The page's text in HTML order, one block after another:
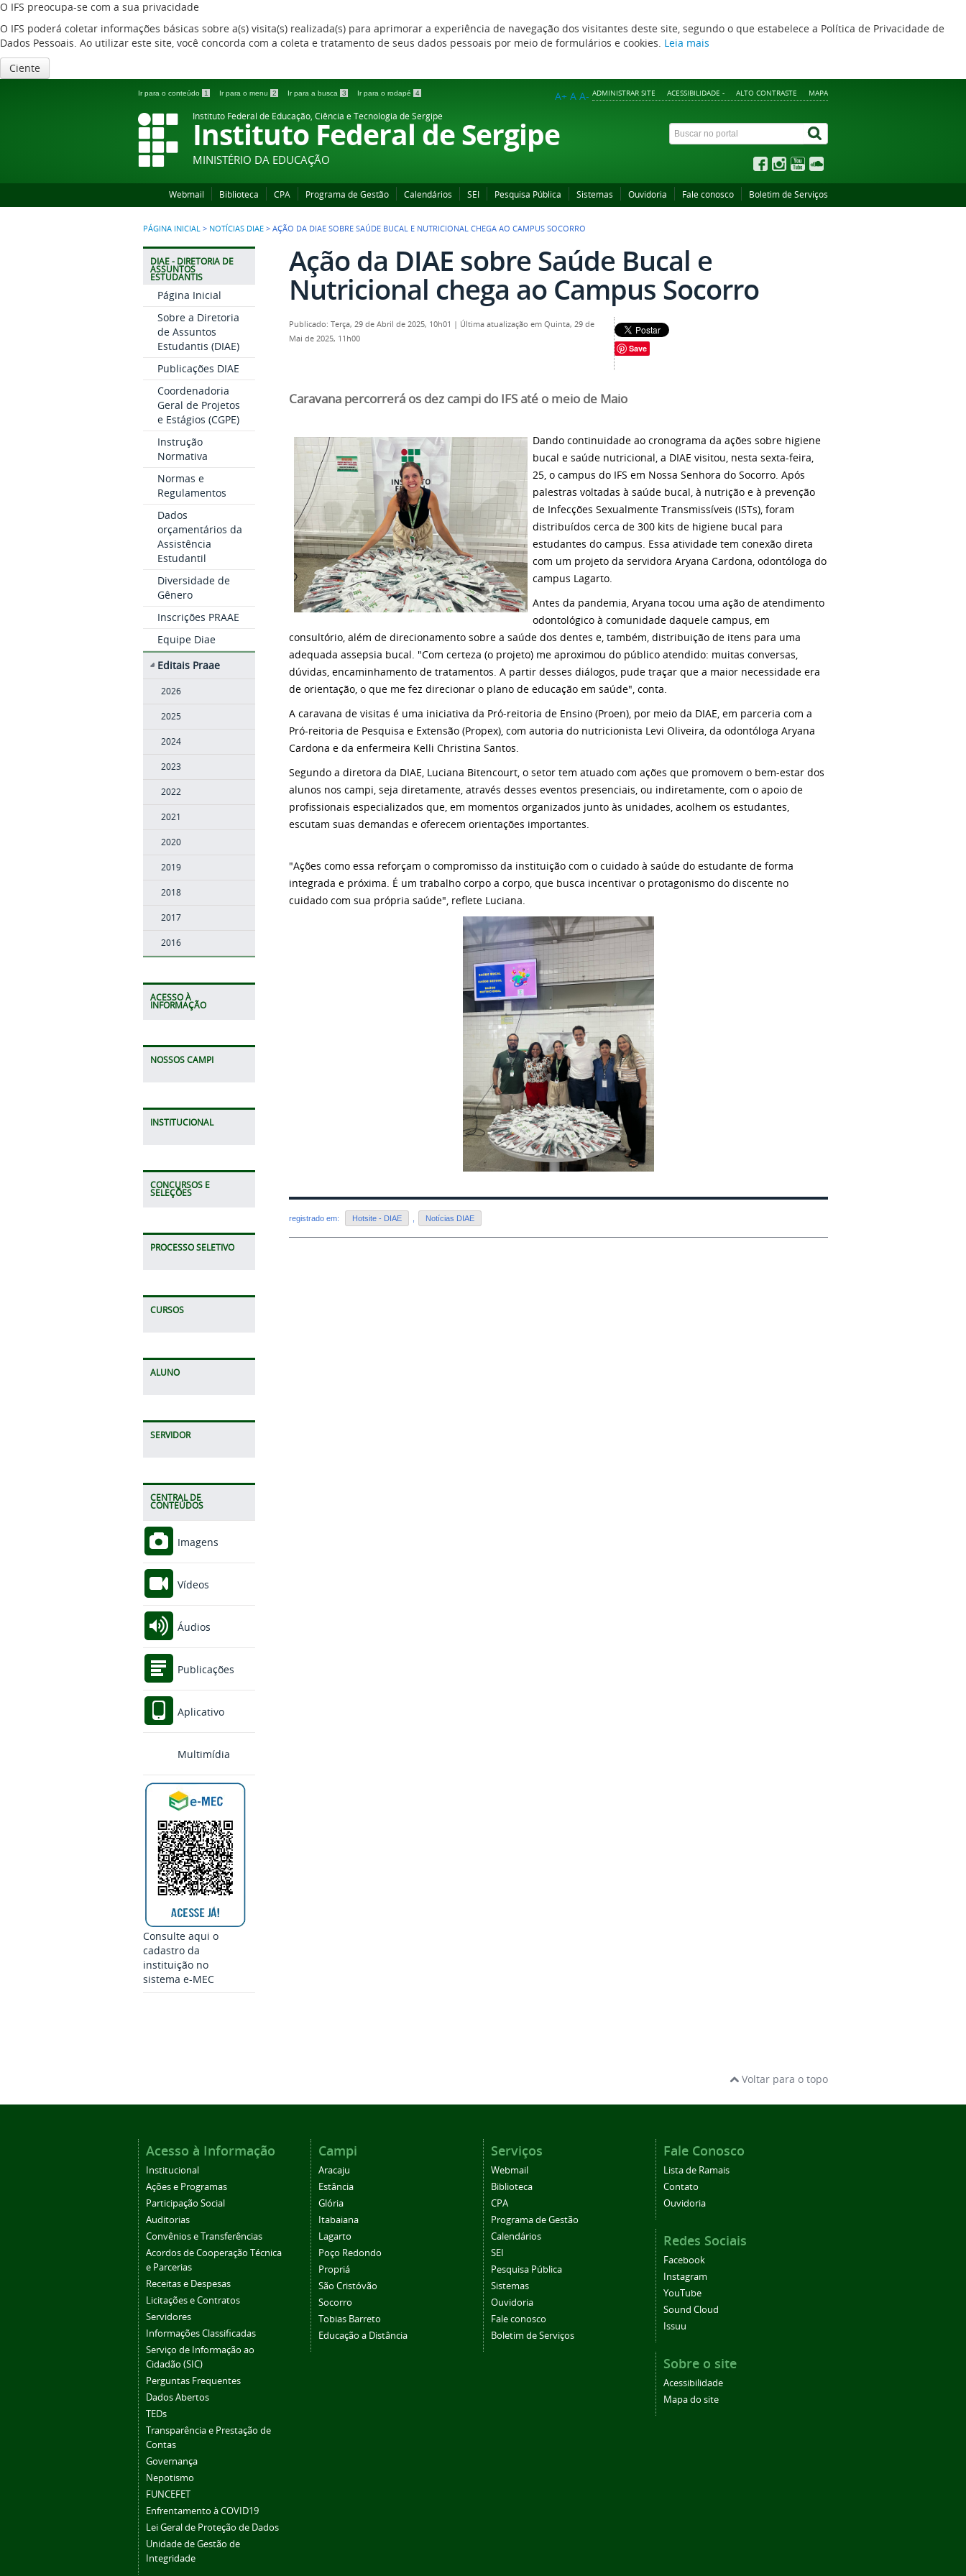
O IFS preocupa-se com a sua privacidade
O IFS poderá coletar informações básicas sobre a(s) visita(s) realizada(s) para aprimorar a experiência de navegação dos visitantes deste site, segundo o que estabelece a Política de Privacidade de
Dados Pessoais. Ao utilizar este site, você concorda com a coleta e tratamento de seus dados pessoais por meio de formulários e cookies. Leia mais
Ciente
Ir para o conteúdo 1 Ir para o menu 2 Ir para a busca 3 Ir para o rodapé 4 ADMINISTRAR SITE ACESSIBILIDADE - ALTO CONTRASTE MAPA
A+ A A-
Instituto Federal de Educação, Ciência e Tecnologia de Sergipe
Instituto Federal de Sergipe
MINISTÉRIO DA EDUCAÇÃO
Webmail Biblioteca CPA Programa de Gestão Calendários SEI Pesquisa Pública Sistemas Ouvidoria Fale conosco Boletim de Serviços
PÁGINA INICIAL > NOTÍCIAS DIAE > AÇÃO DA DIAE SOBRE SAÚDE BUCAL E NUTRICIONAL CHEGA AO CAMPUS SOCORRO
DIAE - DIRETORIA DE
ASSUNTOS
ESTUDANTIS
Página Inicial
Sobre a Diretoria
de Assuntos
Estudantis (DIAE)
Publicações DIAE
Coordenadoria
Geral de Projetos
e Estágios (CGPE)
Instrução
Normativa
Normas e
Regulamentos
Dados
orçamentários da
Assistência
Estudantil
Diversidade de
Gênero
Inscrições PRAAE
Equipe Diae
Editais Praae
2026
2025
2024
2023
2022
2021
2020
2019
2018
2017
2016
ACESSO À
INFORMAÇÃO
NOSSOS CAMPI
INSTITUCIONAL
CONCURSOS E
SELEÇÕES
PROCESSO SELETIVO
CURSOS
ALUNO
SERVIDOR
CENTRAL DE
CONTEÚDOS
Imagens
Vídeos
Áudios
Publicações
Aplicativo
Multimídia
Consulte aqui o
cadastro da
instituição no
sistema e-MEC
Ação da DIAE sobre Saúde Bucal e
Nutricional chega ao Campus Socorro
Publicado: Terça, 29 de Abril de 2025, 10h01 | Última atualização em Quinta, 29 de
Mai de 2025, 11h00
Save
Caravana percorrerá os dez campi do IFS até o meio de Maio
Dando continuidade ao cronograma da ações sobre higiene
bucal e saúde nutricional, a DIAE visitou, nesta sexta-feira,
25, o campus do IFS em Nossa Senhora do Socorro. Após
palestras voltadas à saúde bucal, à nutrição e à prevenção
de Infecções Sexualmente Transmissíveis (ISTs), foram
distribuídos cerca de 300 kits de higiene bucal para
estudantes do campus. Essa atividade tem conexão direta
com um projeto da servidora Aryana Cardona, odontóloga do
campus Lagarto.
Antes da pandemia, Aryana tocou uma ação de atendimento
odontológico à comunidade daquele campus, em
consultório, além de direcionamento sobre a saúde dos dentes e, também, distribuição de itens para uma
adequada assepsia bucal. "Com certeza (o projeto) me aproximou do público atendido: muitas conversas,
dúvidas, encaminhamento de tratamentos. A partir desses diálogos, pude traçar que a maior necessidade era
de orientação, o que me fez direcionar o plano de educação em saúde", conta.
A caravana de visitas é uma iniciativa da Pró-reitoria de Ensino (Proen), por meio da DIAE, em parceria com a
Pró-reitoria de Pesquisa e Extensão (Propex), com autoria do nutricionista Levi Oliveira, da odontóloga Aryana
Cardona e da enfermeira Kelli Christina Santos.
Segundo a diretora da DIAE, Luciana Bitencourt, o setor tem atuado com ações que promovem o bem-estar dos
alunos nos campi, seja diretamente, através desses eventos presenciais, ou indiretamente, com o apoio de
profissionais especializados que, em momentos organizados junto às unidades, acolhem os estudantes,
escutam suas demandas e oferecem orientações importantes.
"Ações como essa reforçam o compromisso da instituição com o cuidado à saúde do estudante de forma
integrada e próxima. É um trabalho corpo a corpo, que busca incentivar o protagonismo do discente no
cuidado com sua própria saúde", reflete Luciana.
registrado em: Hotsite - DIAE Notícias DIAE
Voltar para o topo
Acesso à Informação
Institucional
Ações e Programas
Participação Social
Auditorias
Convênios e Transferências
Acordos de Cooperação Técnica
e Parcerias
Receitas e Despesas
Licitações e Contratos
Servidores
Informações Classificadas
Serviço de Informação ao
Cidadão (SIC)
Perguntas Frequentes
Dados Abertos
TEDs
Transparência e Prestação de
Contas
Governança
Nepotismo
FUNCEFET
Enfrentamento à COVID19
Lei Geral de Proteção de Dados
Unidade de Gestão de
Integridade
Campi
Aracaju
Estância
Glória
Itabaiana
Lagarto
Poço Redondo
Propriá
São Cristóvão
Socorro
Tobias Barreto
Educação a Distância
Serviços
Webmail
Biblioteca
CPA
Programa de Gestão
Calendários
SEI
Pesquisa Pública
Sistemas
Ouvidoria
Fale conosco
Boletim de Serviços
Fale Conosco
Lista de Ramais
Contato
Ouvidoria
Redes Sociais
Facebook
Instagram
YouTube
Sound Cloud
Issuu
Sobre o site
Acessibilidade
Mapa do site